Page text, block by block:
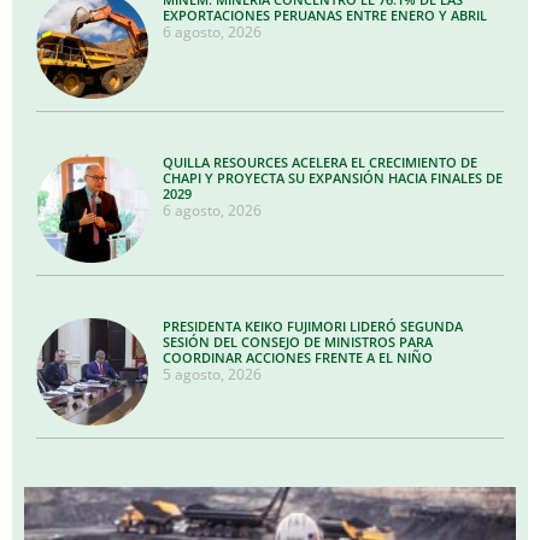
EXPORTACIONES PERUANAS ENTRE ENERO Y ABRIL
6 agosto, 2026
QUILLA RESOURCES ACELERA EL CRECIMIENTO DE
CHAPI Y PROYECTA SU EXPANSIÓN HACIA FINALES DE
2029
6 agosto, 2026
PRESIDENTA KEIKO FUJIMORI LIDERÓ SEGUNDA
SESIÓN DEL CONSEJO DE MINISTROS PARA
COORDINAR ACCIONES FRENTE A EL NIÑO
5 agosto, 2026